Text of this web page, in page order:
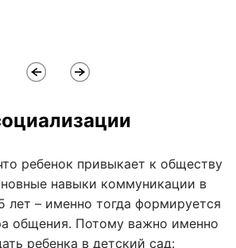
ребенок привыкает к обществу
навыки коммуникации в
лет – именно тогда формируется
общения. Потому важно именно
ребенка в детский сад: